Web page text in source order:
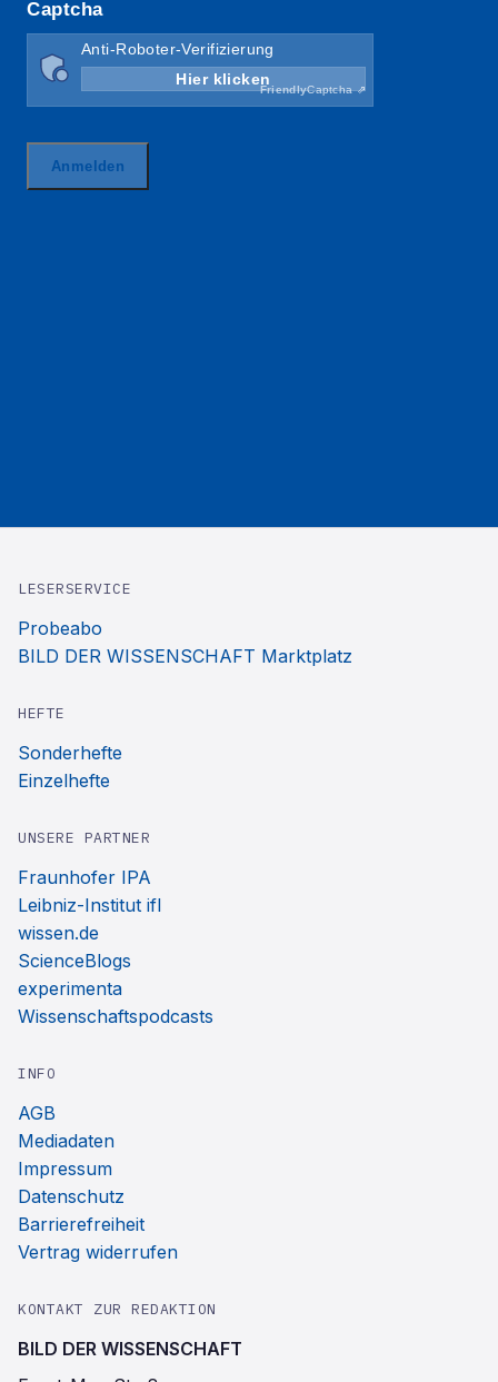
LESERSERVICE
Probeabo
BILD DER WISSENSCHAFT Marktplatz
HEFTE
Sonderhefte
Einzelhefte
UNSERE PARTNER
Fraunhofer IPA
Leibniz-Institut ifl
wissen.de
ScienceBlogs
experimenta
Wissenschaftspodcasts
INFO
AGB
Mediadaten
Impressum
Datenschutz
Barrierefreiheit
Vertrag widerrufen
KONTAKT ZUR REDAKTION
BILD DER WISSENSCHAFT